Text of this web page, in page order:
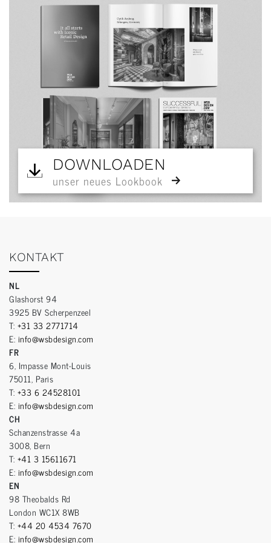
DOWNLOADEN
unser neues Lookbook
KONTAKT
NL
Glashorst 94
3925 BV Scherpenzeel
T: +31 33 2771714
E: info@wsbdesign.com
FR
6, Impasse Mont-Louis
75011, Paris
T: +33 6 24528101
E: info@wsbdesign.com
CH
Schanzenstrasse 4a
3008, Bern
T: +41 3 15611671
E: info@wsbdesign.com
EN
98 Theobalds Rd
London WC1X 8WB
T: +44 20 4534 7670
E: info@wsbdesign.com